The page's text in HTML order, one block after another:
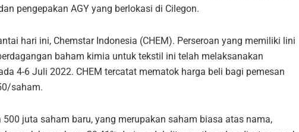
pengepakan AGY yang berlokasi di Cilegon.
hari ini, Chemstar Indonesia (CHEM). Perseroan yang memiliki lini
baham kimia untuk tekstil ini telah melaksanakan
4-6 Juli 2022. CHEM tercatat mematok harga beli bagi pemesan
saham.
500 juta saham baru, yang merupakan saham biasa atas nama,